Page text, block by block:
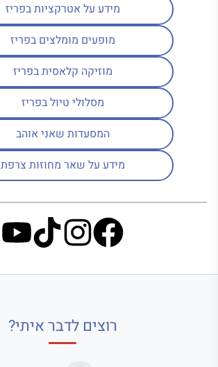
מידע על אטרקציות בפריז
מופעים מומלצים בפריז
מוזיקה קלאסית בפריז
מסלולי טיול בפריז
המסעדות שאני אוהב
מידע על שאר מחוזות צרפת
רוצים לדבר איתי?